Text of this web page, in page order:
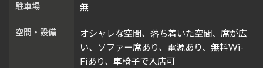
駐車場 無
空間・設備
オシャレな空間、落ち着いた空間、席が広
い、ソファー席あり、電源あり、無料Wi-
Fiあり、車椅子で入店可